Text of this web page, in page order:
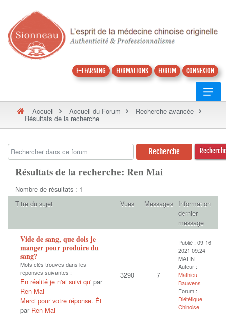
E-LEARNING FORMATIONS FORUM CONNEXION
Accueil Accueil du Forum Recherche avancée
Résultats de la recherche
Résultats de la recherche: Ren Mai
Nombre de résultats : 1
Titre du sujet
Vues Messages
Information
dernier
message
Vide de sang, que dois je
manger pour produire du
sang?
Mots clés trouvés dans les
réponses suivantes :
En réalité je n'ai suivi qu' par
Ren Mai
Merci pour votre réponse. Ét
par Ren Mai
3290 7
Publié : 09-16-
2021 09:24
MATIN
Auteur :
Mathieu
Bauwens
Forum :
Diététique
Chinoise